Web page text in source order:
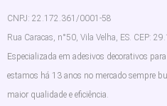
CNPJ: 22.172.361/0001-58
Rua Caracas, n°50, Vila Velha, ES. CEP:
Especializada em adesivos decorativos
estamos há 13 anos no mercado sempre
maior qualidade e eficiência.